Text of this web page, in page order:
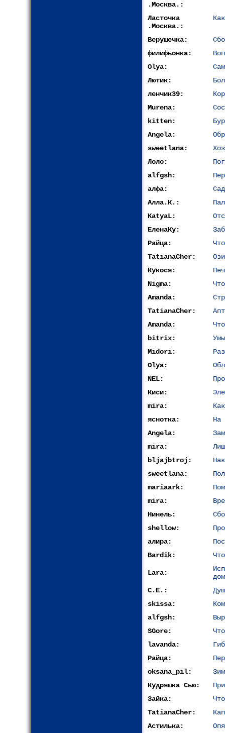
.Москва.:
Ласточка
.Москва.:
Верушечка:
филифьонка:
Olya:
Лютик:
ленчик39:
Murena:
kitten:
Angela:
sweetlana:
Лоло:
alfgsh:
алфа:
Алла.К.:
KatyaL:
ЕленаКу:
Райца:
TatianaCher:
Кукося:
Nigma:
Amanda:
TatianaCher:
Amanda:
bitrix:
Midori:
Olya:
NEL:
Киси:
mira:
яснотка:
На
Angela:
mira:
bljajbtroj:
sweetlana:
mariaark:
mira:
Нинель:
shellow:
алира:
Bardik:
Lara:
С.Е.:
skissa:
alfgsh:
SGore:
lavanda:
Райца:
oksana_pil:
Кудряшка Сью:
Зайка:
TatianaCher:
Астилька: